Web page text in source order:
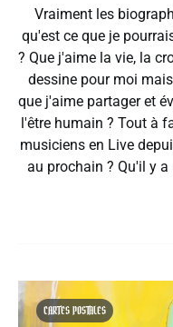
Vraiment les
qu'est ce que je
? Que j'aime la vie, la
dessine pour moi
que j'aime partager et
l'être humain ? Tout à
musiciens en Live
au prochain ? Qu'il y
CARTES POSTALES